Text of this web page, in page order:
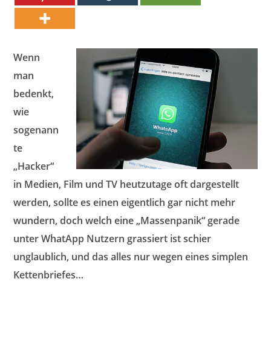
Wenn
man
bedenkt,
wie
sogenann
te
„Hacker“
in Medien, Film und TV heutzutage oft dargestellt
werden, sollte es einen eigentlich gar nicht mehr
wundern, doch welch eine „Massenpanik“ gerade
unter WhatApp Nutzern grassiert ist schier
unglaublich, und das alles nur wegen eines simplen
Kettenbriefes…